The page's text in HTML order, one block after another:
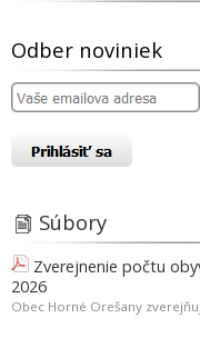
Odber noviniek
Súbory
Zverejnenie počtu
2026
Obec Horné Orešany